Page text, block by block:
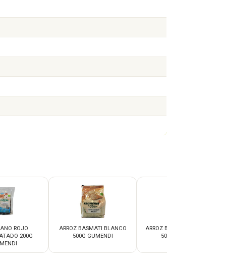
ROJO
200G
ARROZ BASMATI BLANCO
500G GUMENDI
ARROZ BASMATI INTEGRAL
500G GUMENDI